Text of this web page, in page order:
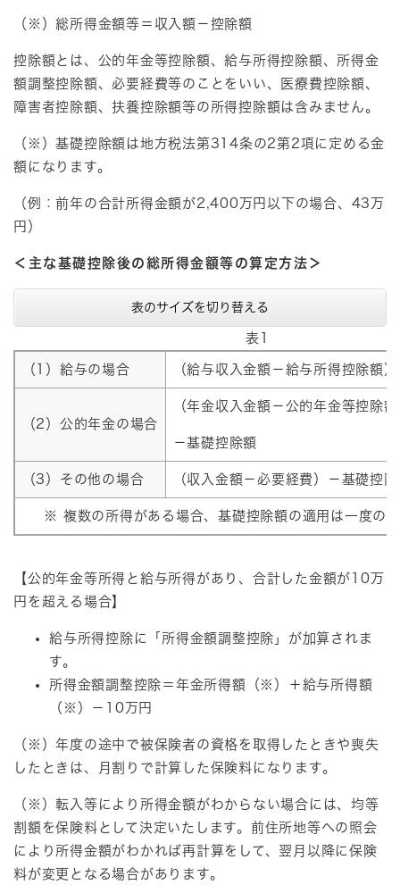
（※）総所得金額等＝収入額－控除額
控除額とは、公的年金等控除額、給与所得控除額、所得金
額調整控除額、必要経費等のことをいい、医療費控除額、
障害者控除額、扶養控除額等の所得控除額は含みません。
（※）基礎控除額は地方税法第314条の2第2項に定める金
額になります。
（例：前年の合計所得金額が2,400万円以下の場合、43万
円）
＜主な基礎控除後の総所得金額等の算定方法＞
表のサイズを切り替える
表1
（1）給与の場合 （給与収入金額－給与所得控除額
（2）公的年金の場合
（年金収入金額－公的年金等控除
－基礎控除額
（3）その他の場合 （収入金額－必要経費）－基礎控
※ 複数の所得がある場合、基礎控除額の適用は一度の
【公的年金等所得と給与所得があり、合計した金額が10万
円を超える場合】
給与所得控除に「所得金額調整控除」が加算されま
す。
所得金額調整控除＝年金所得額（※）＋給与所得額
（※）－10万円
（※）年度の途中で被保険者の資格を取得したときや喪失
したときは、月割りで計算した保険料になります。
（※）転入等により所得金額がわからない場合には、均等
割額を保険料として決定いたします。前住所地等への照会
により所得金額がわかれば再計算をして、翌月以降に保険
料が変更となる場合があります。